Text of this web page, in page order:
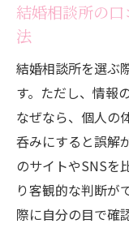
結婚相談所の
法
結婚相談所を選ぶ
す。ただし、情報
なぜなら、個人の
呑みにすると誤解
のサイトやSNSを
り客観的な判断が
際に自分の目で確